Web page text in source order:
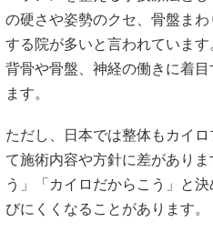
の硬さや姿勢のクセ、骨盤ま
する院が多いと言われています
背骨や骨盤、神経の働きに着
ます。
ただし、日本では整体もカイ
て施術内容や方針に差があり
う」「カイロだからこう」と
びにくくなることがあります。